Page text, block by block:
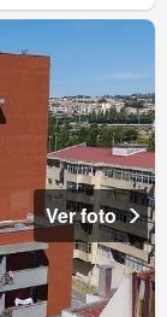
Ver foto